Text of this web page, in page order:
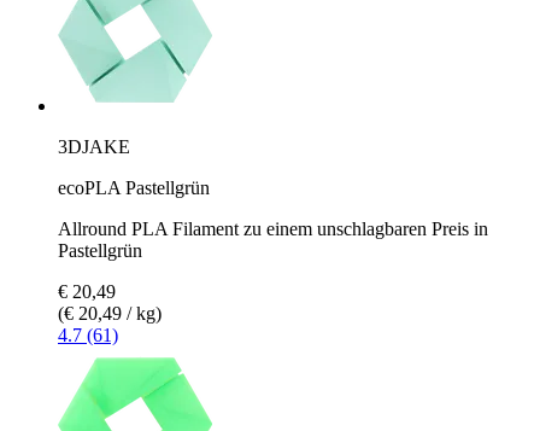
3DJAKE
ecoPLA Pastellgrün
Allround PLA Filament zu einem unschlagbaren Preis in
Pastellgrün
€ 20,49
(€ 20,49 / kg)
4.7 (61)